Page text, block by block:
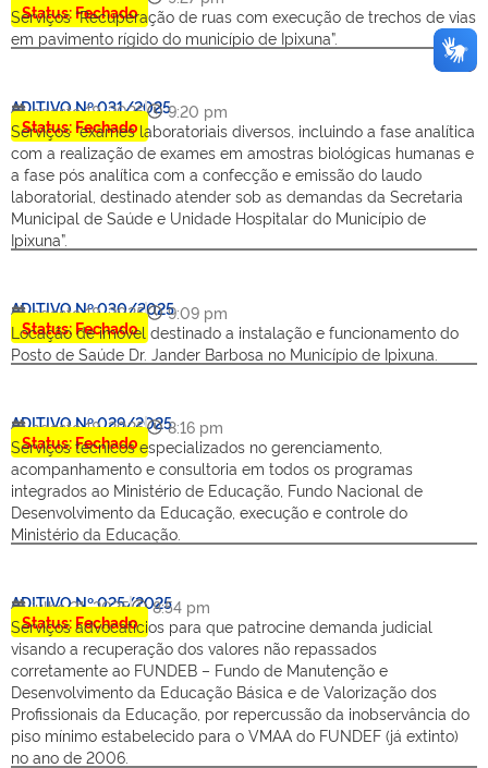
Status: Fechado
Serviços “Recuperação de ruas com execução de trechos de vias
em pavimento rígido do município de Ipixuna”.
ADITIVO Nº 031/2025
agosto 18, 2025 9:20 pm
Status: Fechado
Serviços “exames laboratoriais diversos, incluindo a fase analítica
com a realização de exames em amostras biológicas humanas e
a fase pós analítica com a confecção e emissão do laudo
laboratorial, destinado atender sob as demandas da Secretaria
Municipal de Saúde e Unidade Hospitalar do Município de
Ipixuna”.
ADITIVO Nº 030/2025
agosto 18, 2025 9:09 pm
Status: Fechado
Locação de imóvel destinado a instalação e funcionamento do
Posto de Saúde Dr. Jander Barbosa no Município de Ipixuna.
ADITIVO Nº 029/2025
agosto 18, 2025 8:16 pm
Status: Fechado
Serviços técnicos especializados no gerenciamento,
acompanhamento e consultoria em todos os programas
integrados ao Ministério de Educação, Fundo Nacional de
Desenvolvimento da Educação, execução e controle do
Ministério da Educação.
ADITIVO Nº 025/2025
julho 21, 2025 8:54 pm
Status: Fechado
Serviços advocatícios para que patrocine demanda judicial
visando a recuperação dos valores não repassados
corretamente ao FUNDEB – Fundo de Manutenção e
Desenvolvimento da Educação Básica e de Valorização dos
Profissionais da Educação, por repercussão da inobservância do
piso mínimo estabelecido para o VMAA do FUNDEF (já extinto)
no ano de 2006.